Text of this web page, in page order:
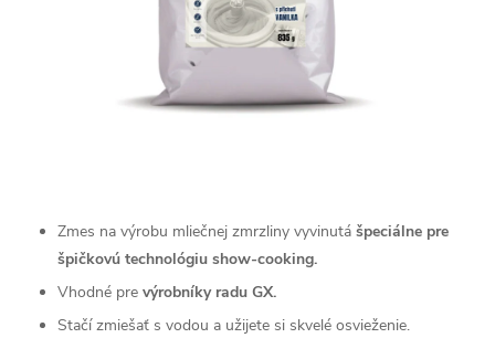
Zmes na výrobu mliečnej zmrzliny vyvinutá špeciálne pre
špičkovú technológiu show-cooking.
Vhodné pre výrobníky radu GX.
Stačí zmiešať s vodou a užijete si skvelé osvieženie.